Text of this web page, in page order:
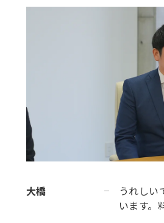
大橋
うれしい
います。